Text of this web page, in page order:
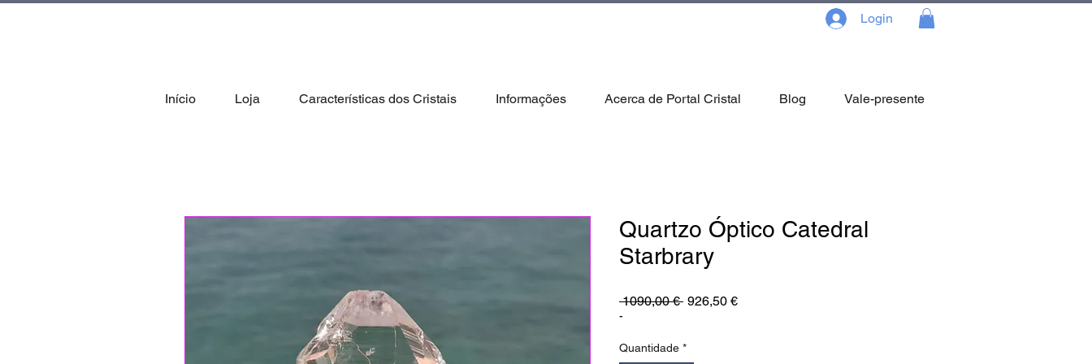
Login
Início Loja Características dos Cristais Informações Acerca de Portal Cristal Blog Vale-presente
Quartzo Óptico Catedral
Starbrary
1090,00 € Preço
926,50 €Preço
-
Quantidade *